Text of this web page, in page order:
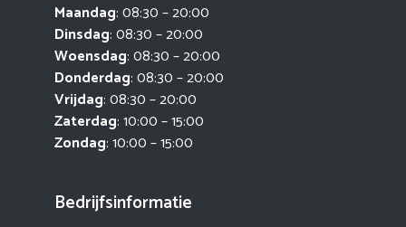
Maandag: 08:30 – 20:00
Dinsdag: 08:30 – 20:00
Woensdag: 08:30 – 20:00
Donderdag: 08:30 – 20:00
Vrijdag: 08:30 – 20:00
Zaterdag: 10:00 – 15:00
Zondag: 10:00 – 15:00
Bedrijfsinformatie